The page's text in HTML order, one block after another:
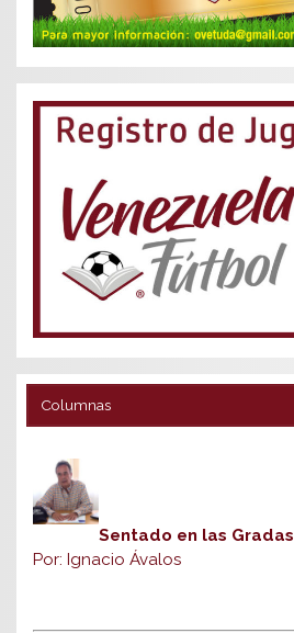
Columnas
Sentado en las Gradas
Por: Ignacio Ávalos